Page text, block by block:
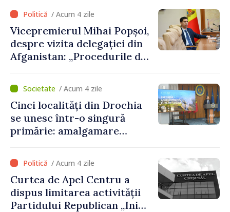
parcursul lunii august
/ Acum 4 zile
Vicepremierul Mihai Popșoi,
despre vizita delegației din
Afganistan: „Procedurile de
respectate întocmai. Nu s-
au constatat încălcări ale
prevederilor legale”
/ Acum 4 zile
Cinci localități din Drochia
se unesc într-o singură
primărie: amalgamare
stimulente de peste 28 de
milioane de lei oferite de
Guvern
/ Acum 4 zile
Curtea de Apel Centru a
dispus limitarea activității
Partidului Republican „Inima